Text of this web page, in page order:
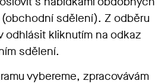
(obchodní sdělení). Z odběru
odhlásit kliknutím na odkaz
sdělení.
vybereme, zpracovávám